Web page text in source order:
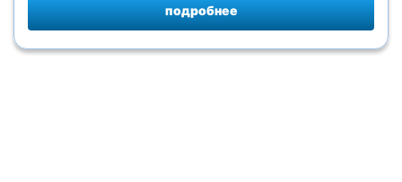
подробнее